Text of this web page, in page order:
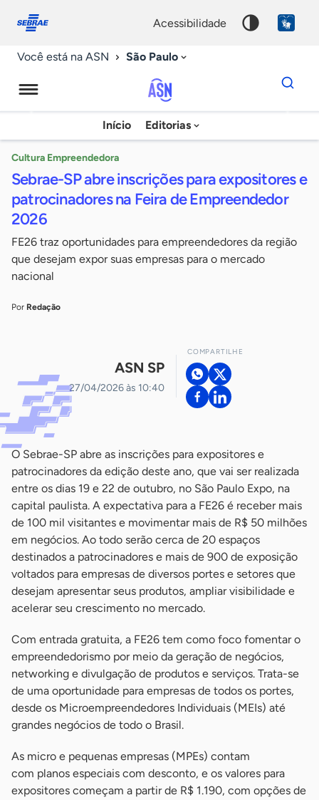
conosco
acessibilidade
Você está na ASN São Paulo
Agência
Sebrae
Notícias
Início Editorias
Dados
para
chave
Cultura Empreendedora
Sebrae-SP abre inscrições para expositores e
patrocinadores na Feira de Empreendedor
2026
FE26 traz oportunidades para empreendedores da região
que desejam expor suas empresas para o mercado
nacional
Por Redação
ASN SP
27/04/2026 às 10:40
COMPARTILHE
O Sebrae-SP abre as inscrições para expositores e
patrocinadores da edição deste ano, que vai ser realizada
entre os dias 19 e 22 de outubro, no São Paulo Expo, na
capital paulista. A expectativa para a FE26 é receber mais
de 100 mil visitantes e movimentar mais de R$ 50 milhões
em negócios. Ao todo serão cerca de 20 espaços
destinados a patrocinadores e mais de 900 de exposição
voltados para empresas de diversos portes e setores que
desejam apresentar seus produtos, ampliar visibilidade e
acelerar seu crescimento no mercado.
Com entrada gratuita, a FE26 tem como foco fomentar o
empreendedorismo por meio da geração de negócios,
networking e divulgação de produtos e serviços. Trata-se
de uma oportunidade para empresas de todos os portes,
desde os Microempreendedores Individuais (MEIs) até
grandes negócios de todo o Brasil.
As micro e pequenas empresas (MPEs) contam
com planos especiais com desconto, e os valores para
expositores começam a partir de R$ 1.190, com opções de